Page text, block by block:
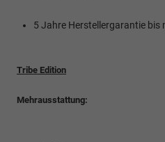
5 Jahre Herstellergarantie bis
Tribe Edition
Mehrausstattung: